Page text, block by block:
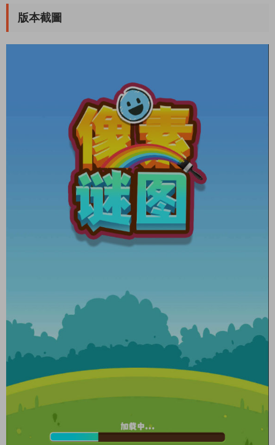
版本截圖